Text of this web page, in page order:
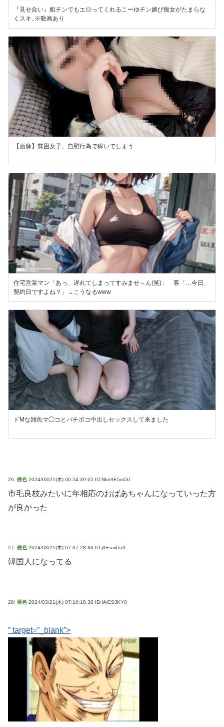
『見せ合い』粗チンでもエロってくれるこーゆチン媚び痴女がたまらな
くスキ..※動画あり
【画像】貧困女子、自慰行為で稼いでしまう
住宅営業マン「あっ、遅れてしまってすみませ～ん(笑)」 客「…今日、
契約日ですよね？」→こうなるwww
ドMな雑魚マ◯コとバチボコ中出しセックスして来ました
26: 桃色 2024/03/21(木) 06:54:39.65 ID:Nkn9E5m50
市毛良枝みたいに年相応のおばあちゃんになっていった方
が良かった
27: 桃色 2024/03/21(木) 07:07:28.83 ID:j3+smiUa0
韓国人になってる
28: 桃色 2024/03/21(木) 07:10:18.30 ID:IAiCSJKY0
” target=”_blank”>